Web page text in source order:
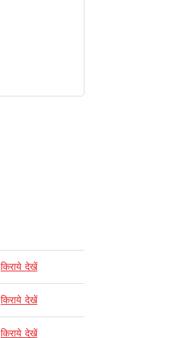
किराये देखें
किराये देखें
किराये देखें